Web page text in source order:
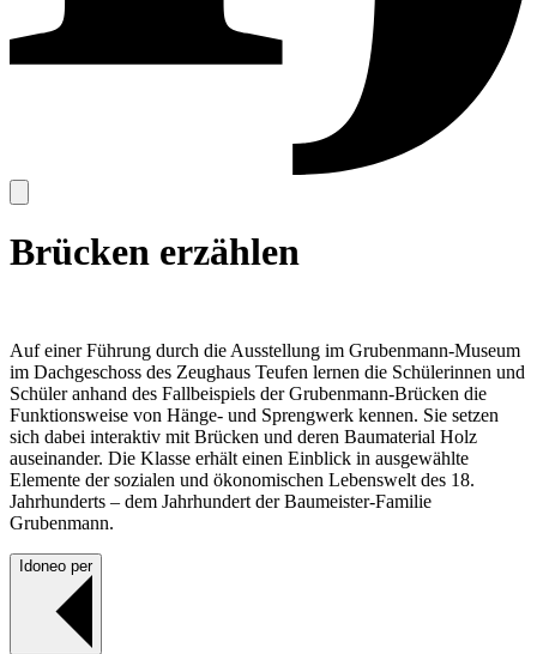
Brücken erzählen
Auf einer Führung durch die Ausstellung im Grubenmann-Museum
im Dachgeschoss des Zeughaus Teufen lernen die Schülerinnen und
Schüler anhand des Fallbeispiels der Grubenmann-Brücken die
Funktionsweise von Hänge- und Sprengwerk kennen. Sie setzen
sich dabei interaktiv mit Brücken und deren Baumaterial Holz
auseinander. Die Klasse erhält einen Einblick in ausgewählte
Elemente der sozialen und ökonomischen Lebenswelt des 18.
Jahrhunderts – dem Jahrhundert der Baumeister-Familie
Grubenmann.
Idoneo per